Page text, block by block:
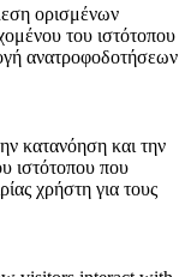
ορισμένων
του ιστότοπου
ανατροφοδοτήσεων
κατανόηση και την
ιστότοπου που
χρήστη για τους